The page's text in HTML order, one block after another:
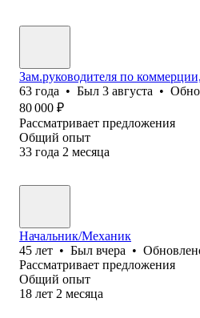
Зам.руководителя по
63 года • Был 3 августа •
80 000 ₽
Рассматривает предложения
Общий опыт
33 года 2 месяца
Начальник/Механик
45 лет • Был вчера •
Рассматривает предложения
Общий опыт
18 лет 2 месяца